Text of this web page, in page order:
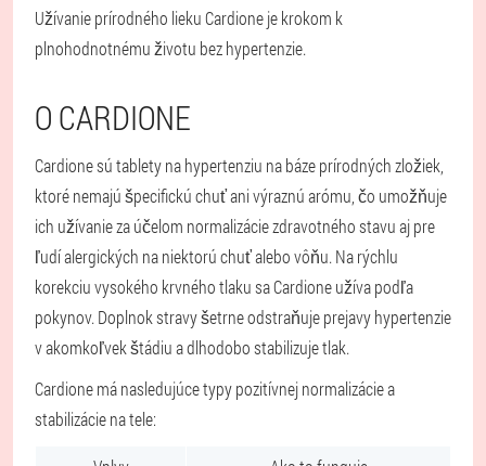
Užívanie prírodného lieku Cardione je krokom k
plnohodnotnému životu bez hypertenzie.
O CARDIONE
Cardione sú tablety na hypertenziu na báze prírodných zložiek,
ktoré nemajú špecifickú chuť ani výraznú arómu, čo umožňuje
ich užívanie za účelom normalizácie zdravotného stavu aj pre
ľudí alergických na niektorú chuť alebo vôňu. Na rýchlu
korekciu vysokého krvného tlaku sa Cardione užíva podľa
pokynov. Doplnok stravy šetrne odstraňuje prejavy hypertenzie
v akomkoľvek štádiu a dlhodobo stabilizuje tlak.
Cardione má nasledujúce typy pozitívnej normalizácie a
stabilizácie na tele: